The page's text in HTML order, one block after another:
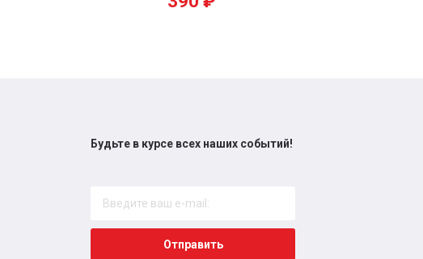
Будьте в курсе всех наших событий!
Отправить